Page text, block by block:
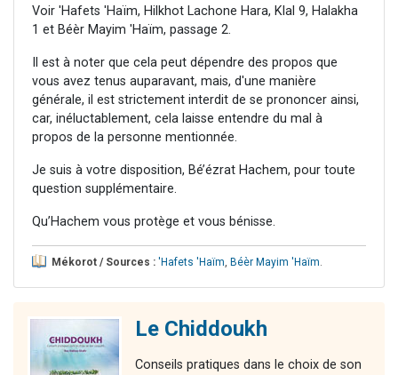
Voir 'Hafets 'Haïm, Hilkhot Lachone Hara, Klal 9, Halakha
1 et Béèr Mayim 'Haïm, passage 2.
Il est à noter que cela peut dépendre des propos que
vous avez tenus auparavant, mais, d'une manière
générale, il est strictement interdit de se prononcer ainsi,
car, inéluctablement, cela laisse entendre du mal à
propos de la personne mentionnée.
Je suis à votre disposition, Bé’ézrat Hachem, pour toute
question supplémentaire.
Qu’Hachem vous protège et vous bénisse.
Mékorot / Sources : 'Hafets 'Haïm, Béèr Mayim 'Haïm.
Le Chiddoukh
Conseils pratiques dans le choix de son